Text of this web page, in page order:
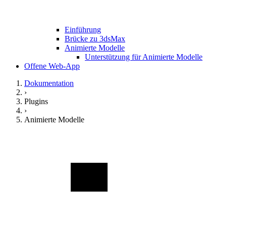
Einführung
Brücke zu 3dsMax
Animierte Modelle
Unterstützung für Animierte Modelle
Offene Web-App
Dokumentation
›
Plugins
›
Animierte Modelle